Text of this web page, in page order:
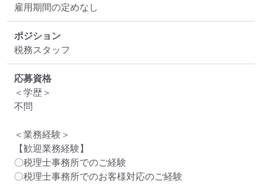
雇用期間の定めなし
ポジション
税務スタッフ
応募資格
＜学歴＞
不問
＜業務経験＞
【歓迎業務経験】
〇税理士事務所でのご経験
〇税理士事務所でのお客様対応のご経験